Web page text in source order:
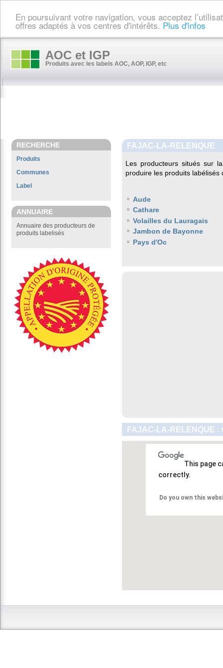
En poursuivant votre navigation, vous acceptez
offres adaptés à vos centres d'intérêts. Plus d'infos
AOC et IGP
Produits avec les labels AOC, AOP, IGP, etc
RECHERCHE
Produits
Communes
Label
ANNUAIRE
Annuaire des producteurs de
produits labelisés
FAJAC-LA-RELENQUE
Les producteurs situés sur
produire les produits labélisés
Aude
Cathare
Volailles du Lauragais
Jambon de Bayonne
Pays d'Oc
FAJAC-LA-RELENQUE :
This page
correctly.
Do you own this